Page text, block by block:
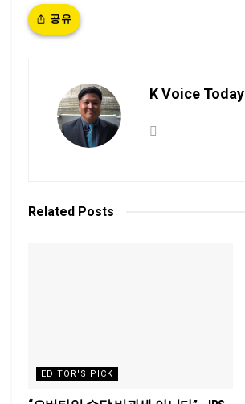
공유
K Voice Today
Related Posts
EDITOR'S PICK